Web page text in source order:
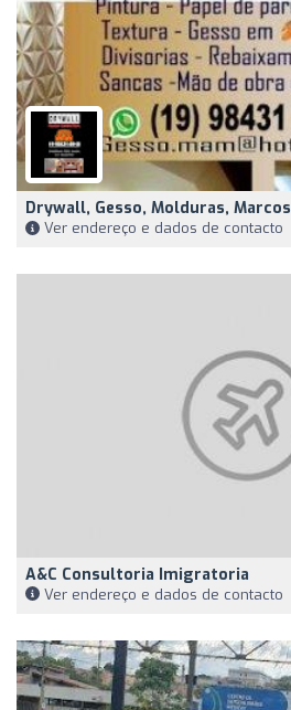
Drywall, Gesso, Molduras, Marcos
Ver endereço e dados de contacto
A&C Consultoria Imigratoria
Ver endereço e dados de contacto